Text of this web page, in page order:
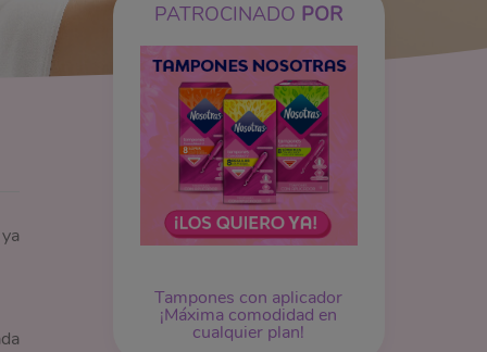
PATROCINADO POR
Tampones con aplicador
¡Máxima comodidad en
cualquier plan!